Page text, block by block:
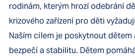
rodinám, kterým hrozí odebrání
krizového zařízení pro děti
Naším cílem je poskytnout dětem
bezpečí a stabilitu. Dětem